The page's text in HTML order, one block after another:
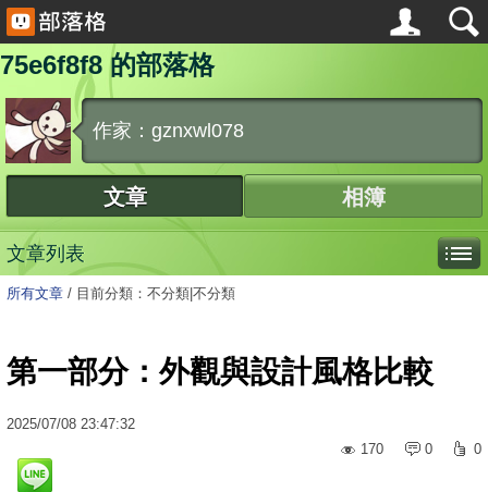
75e6f8f8 的部落格
作家：gznxwl078
文章 相簿
文章列表
所有文章 / 目前分類：不分類|不分類
第一部分：外觀與設計風格比較
2025/07/08 23:47:32
170
0 0